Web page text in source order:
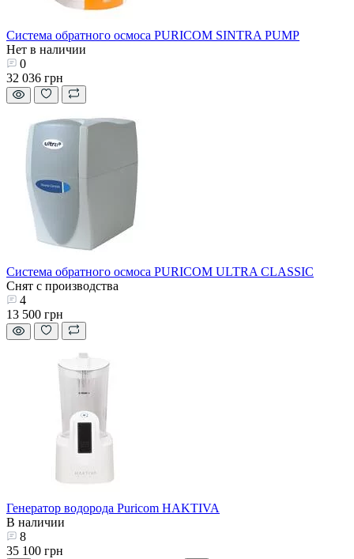
Система обратного осмоса PURICOM SINTRA PUMP
Нет в наличии
0
32 036 грн
Система обратного осмоса PURICOM ULTRA CLASSIC
Снят с производства
4
13 500 грн
Генератор водорода Puricom HAKTIVA
В наличии
8
35 100 грн